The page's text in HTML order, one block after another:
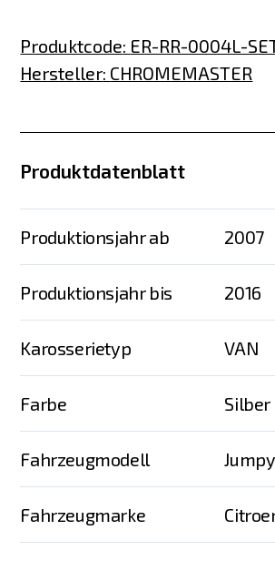
Produktcode: ER-RR-0004L-
Hersteller: CHROMEMASTER
Produktdatenblatt
Produktionsjahr ab 2007
Produktionsjahr bis 2016
Karosserietyp VAN
Farbe Silber
Fahrzeugmodell Jumpy
Fahrzeugmarke